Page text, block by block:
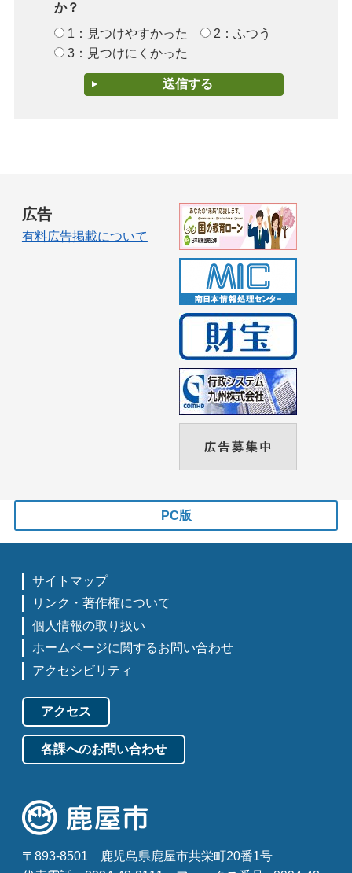
か？
1：見つけやすかった
2：ふつう
3：見つけにくかった
広告
有料広告掲載について
PC版
サイトマップ
リンク・著作権について
個人情報の取り扱い
ホームページに関するお問い合わせ
アクセシビリティ
アクセス
各課へのお問い合わせ
〒893-8501
鹿児島県鹿屋市共栄町20番1号